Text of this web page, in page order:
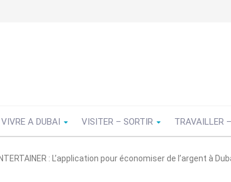
VIVRE A DUBAI VISITER – SORTIR TRAVAILLER
: L’application pour économiser de l’argent à